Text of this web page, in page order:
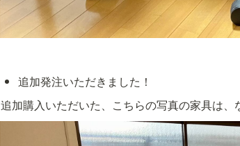
追加発注いただきました！
追加購入いただいた、こちらの写真の家具は